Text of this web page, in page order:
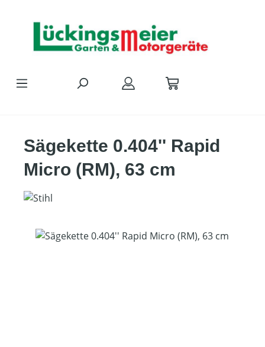
Sägekette 0.404'' Rapid
Micro (RM), 63 cm
Bildergalerie überspringen